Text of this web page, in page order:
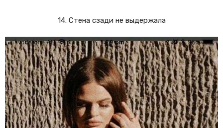
14. Стена сзади не выдержала